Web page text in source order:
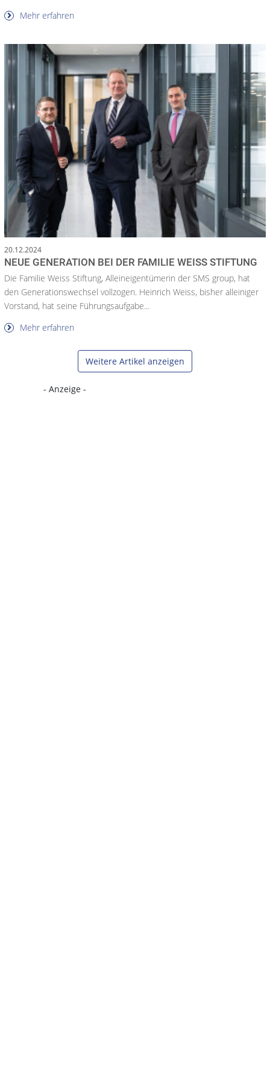
Mehr erfahren
20.12.2024
NEUE GENERATION BEI DER FAMILIE WEISS STIFTUNG
Die Familie Weiss Stiftung, Alleineigentümerin der SMS group, hat
den Generationswechsel vollzogen. Heinrich Weiss, bisher alleiniger
Vorstand, hat seine Führungsaufgabe...
Mehr erfahren
Weitere Artikel anzeigen
- Anzeige -